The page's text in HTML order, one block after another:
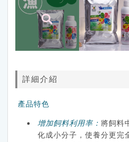
詳細介紹
產品特色
增加飼料利用率： 將飼料
化成小分子，使養分更完